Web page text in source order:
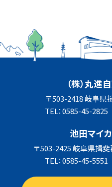
（株）丸
〒503-2418 岐阜県
TEL：0585-45-
池田マイ
〒503-2425 岐阜県揖
TEL：0585-45-